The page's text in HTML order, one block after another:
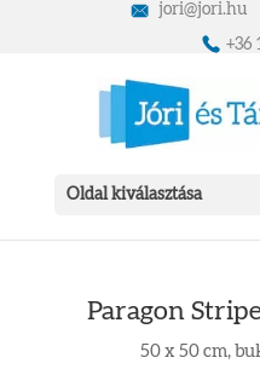
jori@jori.hu
+36
Oldal kiválasztása
Paragon
50 x 50 cm,